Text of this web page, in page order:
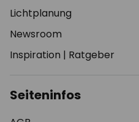
Lichtplanung
Newsroom
Inspiration | Ratgeber
Seiteninfos